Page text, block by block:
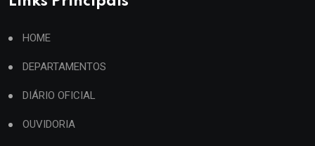
HOME
DEPARTAMENTOS
DIÁRIO OFICIAL
OUVIDORIA